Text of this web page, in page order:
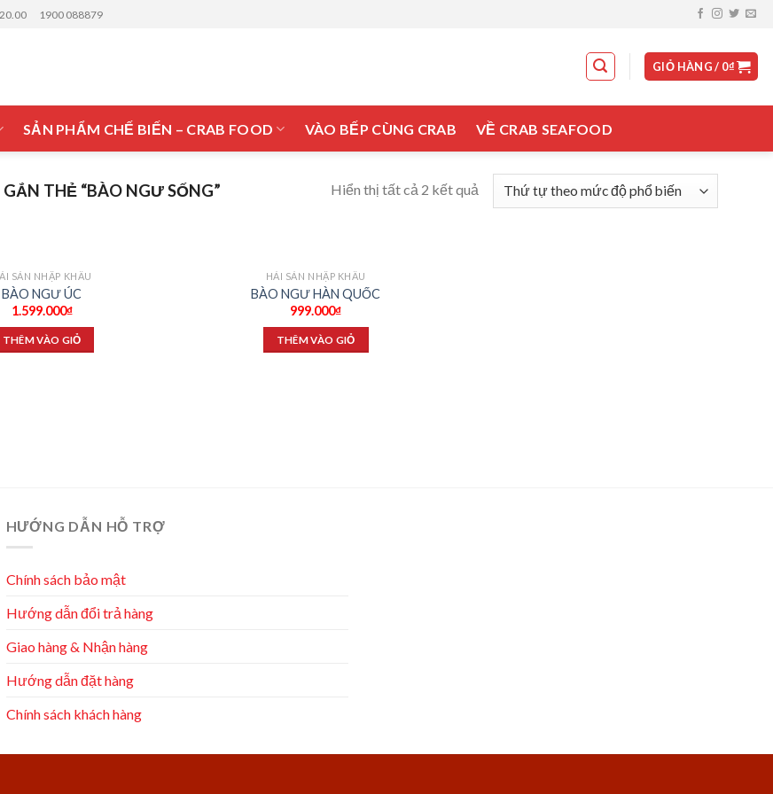
1900 088879
GIỎ HÀNG / 0₫
SẢN PHẨM CHẾ BIẾN – CRAB FOOD VÀO BẾP CÙNG CRAB VỀ CRAB SEAFOOD
THẺ “BÀO NGƯ SỐNG” Hiển thị tất cả 2 kết quả
SẢN NHẬP KHẨU
BÀO NGƯ ÚC
1.599.000₫
THÊM VÀO GIỎ
HẢI SẢN NHẬP KHẨU
BÀO NGƯ HÀN QUỐC
999.000₫
THÊM VÀO GIỎ
HƯỚNG DẪN HỖ TRỢ
Chính sách bảo mật
Hướng dẫn đổi trả hàng
Giao hàng & Nhận hàng
Hướng dẫn đặt hàng
Chính sách khách hàng